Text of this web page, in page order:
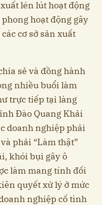
lén lút hoạt động
hoạt động gây
cơ sở sản xuất
sẻ và đồng hành
nhiều buổi làm
trực tiếp tại làng
Đào Quang Khải
doanh nghiệp phải
phải “Làm thật”
khói bụi gây ô
làm mang tính đối
quyết xử lý ở mức
nghiệp cố tình